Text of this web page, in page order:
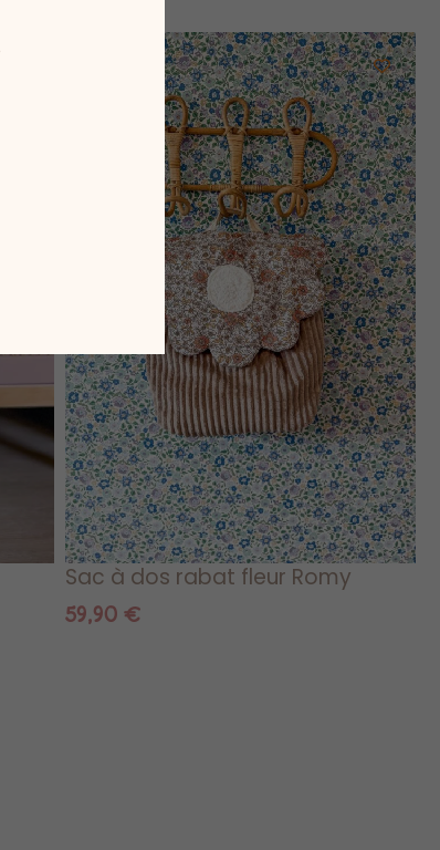
Sac à dos rabat fleur Romy
59,90 €